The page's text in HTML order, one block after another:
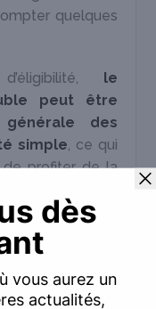
quelques
le
peut être
des
simple, ce qui
profiter de la
Pensez à
si un
a été approuvé